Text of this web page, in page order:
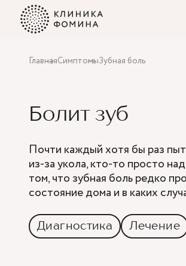
ГлавнаяСимптомыЗубная боль
Болит зуб
Почти каждый хотя бы раз
из-за укола, кто-то просто
том, что зубная боль редко
состояние дома и в каких
Диагностика Лечение